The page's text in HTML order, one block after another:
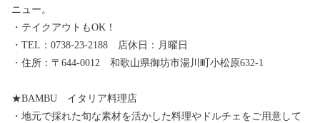
ニュー。
・テイクアウトもOK！
・TEL：0738-23-2188 店休日：月曜日
・住所：〒644-0012 和歌山県御坊市湯川町小松原632-1
★BAMBU イタリア料理店
・地元で採れた旬な素材を活かした料理やドルチェをご用意して